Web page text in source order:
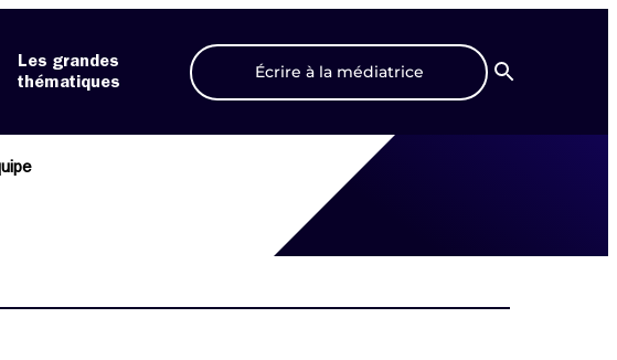
Les grandes
thématiques
Écrire à la médiatrice
Recherche